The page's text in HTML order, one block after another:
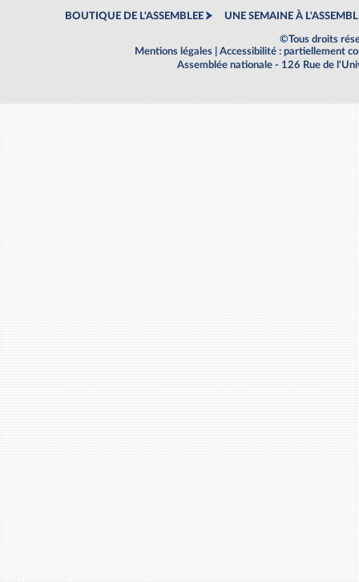
BOUTIQUE DE L'ASSEMBLEE UNE SEMAINE À
©Tous droits
Mentions légales
Accessibilité : partiellement
Assemblée nationale - 126 Rue de